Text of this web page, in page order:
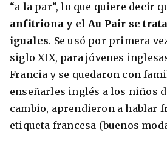
+30 Summer English for
Melbourne
“a la par”, lo que quiere decir
anfitriona y el Au Pair se
iguales. Se usó por primera
siglo XIX, para jóvenes
Francia y se quedaron con
enseñarles inglés a los niños
cambio, aprendieron a hablar
etiqueta francesa (buenos